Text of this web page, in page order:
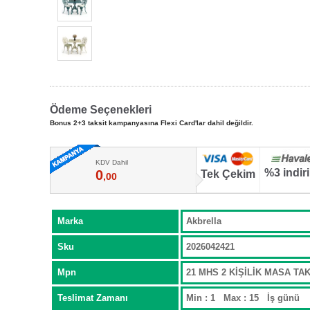
Ödeme Seçenekleri
Bonus 2+3 taksit kampanyasına Flexi Card'lar dahil değildir.
KDV Dahil
0,00 Tek Çekim %3
Marka Akbrella
Sku 2026042421
Mpn 21 MHS 2 KİŞİLİK MASA
Teslimat Zamanı Min : 1 Max : 15 İş günü